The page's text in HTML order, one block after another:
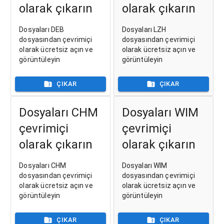
olarak çıkarın
Dosyaları DEB
dosyasından çevrimiçi
olarak ücretsiz açın ve
görüntüleyin
ÇIKAR
olarak çıkarın
Dosyaları LZH
dosyasından çevrimiçi
olarak ücretsiz açın ve
görüntüleyin
ÇIKAR
Dosyaları CHM
çevrimiçi
olarak çıkarın
Dosyaları CHM
dosyasından çevrimiçi
olarak ücretsiz açın ve
görüntüleyin
ÇIKAR
Dosyaları WIM
çevrimiçi
olarak çıkarın
Dosyaları WIM
dosyasından çevrimiçi
olarak ücretsiz açın ve
görüntüleyin
ÇIKAR